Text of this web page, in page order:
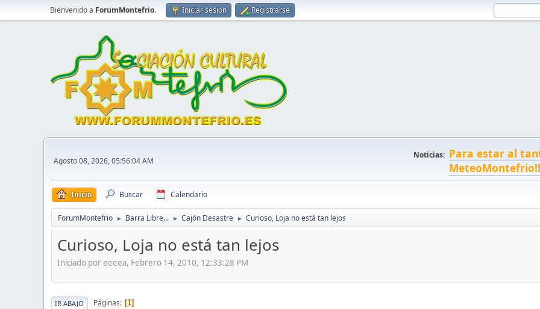
Bienvenido a ForumMontefrio. Iniciar sesión Registrarse
Agosto 08, 2026, 05:56:04 AM
Noticias: Para estar al
MeteoMontefrio!!
Inicio Buscar Calendario
ForumMontefrio ► Barra Libre... ► Cajón Desastre ► Curioso, Loja no está tan lejos
Curioso, Loja no está tan lejos
Iniciado por eeeea, Febrero 14, 2010, 12:33:28 PM
IR ABAJO Páginas 1